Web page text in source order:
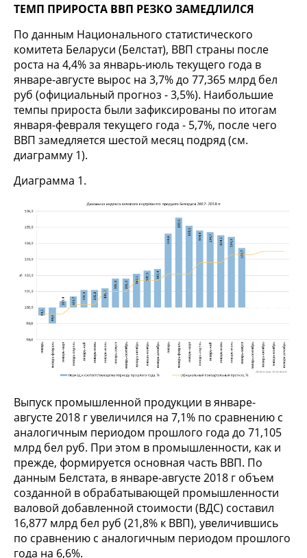
ТЕМП ПРИРОСТА ВВП РЕЗКО ЗАМЕДЛИЛСЯ
По данным Национального статистического
комитета Беларуси (Белстат), ВВП страны после
роста на 4,4% за январь-июль текущего года в
январе-августе вырос на 3,7% до 77,365 млрд бел
руб (официальный прогноз - 3,5%). Наибольшие
темпы прироста были зафиксированы по итогам
января-февраля текущего года - 5,7%, после чего
ВВП замедляется шестой месяц подряд (см.
диаграмму 1).
Диаграмма 1.
Выпуск промышленной продукции в январе-
августе 2018 г увеличился на 7,1% по сравнению с
аналогичным периодом прошлого года до 71,105
млрд бел руб. При этом в промышленности, как и
прежде, формируется основная часть ВВП. По
данным Белстата, в январе-августе 2018 г объем
созданной в обрабатывающей промышленности
валовой добавленной стоимости (ВДС) составил
16,877 млрд бел руб (21,8% к ВВП), увеличившись
по сравнению с аналогичным периодом прошлого
года на 6,6%.